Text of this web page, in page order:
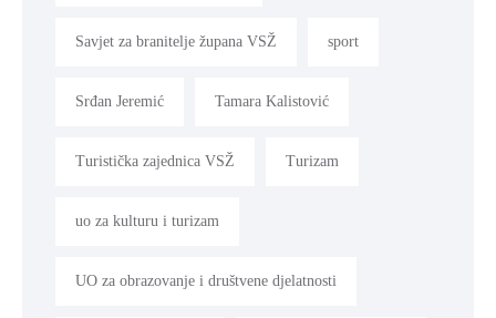
Savjet za branitelje župana VSŽ sport
Srđan Jeremić Tamara Kalistović
Turistička zajednica VSŽ Turizam
uo za kulturu i turizam
UO za obrazovanje i društvene djelatnosti